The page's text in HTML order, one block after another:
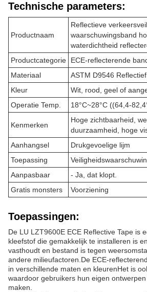
Technische parameters:
Productnaam
Reflectieve
waarschuwingsband
waterdichtheid
Productcategorie
ECE-reflecterende
Materiaal
ASTM D9546
Kleur
Wit, rood, geel of
Operatie Temp.
18°C~28°C ((64,4-
Kenmerken
Hoge zichtbaarheid,
duurzaamheid, hoge
Aanhangsel
Drukgevoelige lijm
Toepassing
Aanpasbaar
- Ja, dat klopt.
Gratis monsters
Voorziening
Toepassingen:
De LU LZT9600E ECE Reflective Tape is
kleefstof die gemakkelijk te installeren is
vasthoudt en bestand is tegen
andere milieufactoren.De ECE-
in verschillende maten en kleurenHet is
waardoor gebruikers hun eigen
maken.